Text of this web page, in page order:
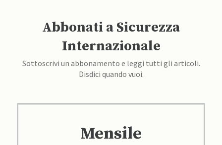
Abbonati a Sicurezza
Internazionale
Sottoscrivi un abbonamento e leggi tutti gli articoli.
Disdici quando vuoi.
Mensile